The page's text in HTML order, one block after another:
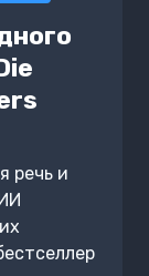
речь и